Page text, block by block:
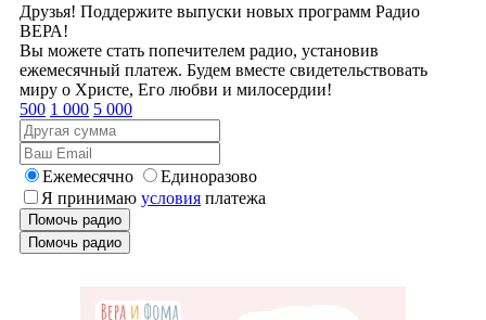
Друзья! Поддержите выпуски новых программ Радио
ВЕРА!
Вы можете стать попечителем радио, установив
ежемесячный платеж. Будем вместе свидетельствовать
миру о Христе, Его любви и милосердии!
500 1 000 5 000
Ежемесячно
Единоразово
Я принимаю условия платежа
Помочь радио
Помочь радио